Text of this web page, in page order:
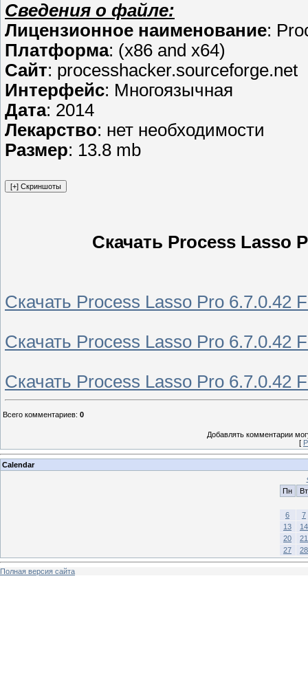
Сведения о файле:
Лицензионное наименование:
Платформа: (x86 and x64)
Сайт: processhacker.sourceforge.net
Интерфейс: Многоязычная
Дата: 2014
Лекарство: нет необходимости
Размер: 13.8 mb
Скачать Process Lasso
Скачать Process Lasso Pro 6.7.0.42
Скачать Process Lasso Pro 6.7.0.42
Скачать Process Lasso Pro 6.7.0.42
Всего комментариев: 0
Добавлять комментарии
[
Calendar
Пн
Вт
6
7
13
14
20
21
27
28
Полная версия сайта